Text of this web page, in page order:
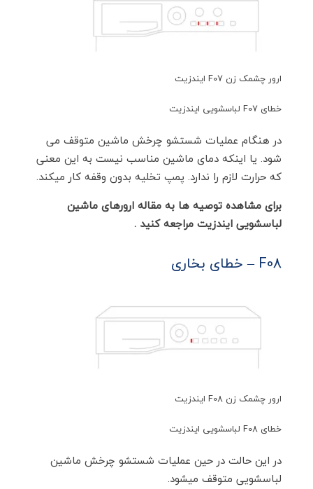
ارور چشمک زن F07 ایندزیت
خطای F07 لباسشویی ایندزیت
در هنگام عملیات شستشو چرخش ماشین متوقف می
شود. یا اینکه دمای ماشین مناسب نیست به این معنی
که حرارت لازم را ندارد. پمپ تخلیه بدون وقفه کار میکند.
برای مشاهده توصیه ها به مقاله ارورهای ماشین
لباسشویی ایندزیت مراجعه کنید .
F08 – خطای بخاری
ارور چشمک زن F08 ایندزیت
خطای F08 لباسشویی ایندزیت
در این حالت در حین عملیات شستشو چرخش ماشین
لباسشویی متوقف میشود.